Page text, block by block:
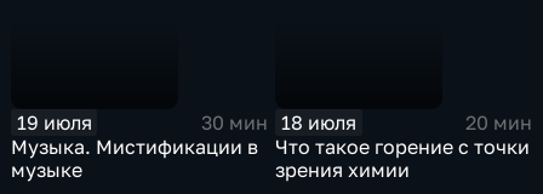
19 июля
30 мин
Музыка. Мистификации в
музыке
18 июля
20 мин
Что такое горение с точки
зрения химии